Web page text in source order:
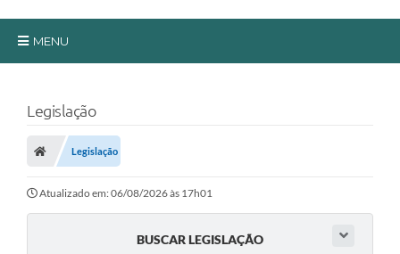
MENU
A Prefeitura
Turismo
Transparência
Legislação
Legislação
Atualizado em: 06/08/2026 às 17h01
BUSCAR LEGISLAÇÃO